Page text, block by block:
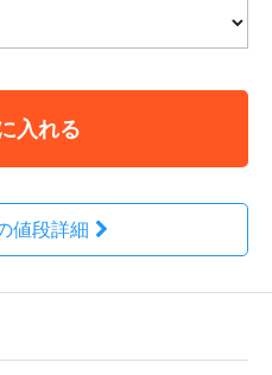
入れる
値段詳細